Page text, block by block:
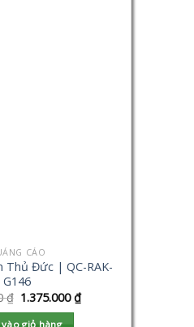
CÁO
Thủ Đức | QC-RAK-
G146
₫ 1.375.000₫
giỏ hàng